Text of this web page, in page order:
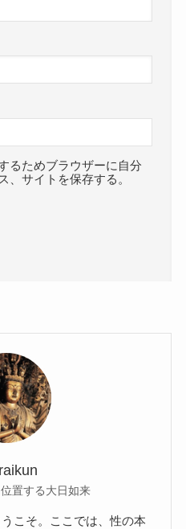
るためブラウザーに自分
、サイトを保存する。
置する大日如来
こそ。ここでは、性の本